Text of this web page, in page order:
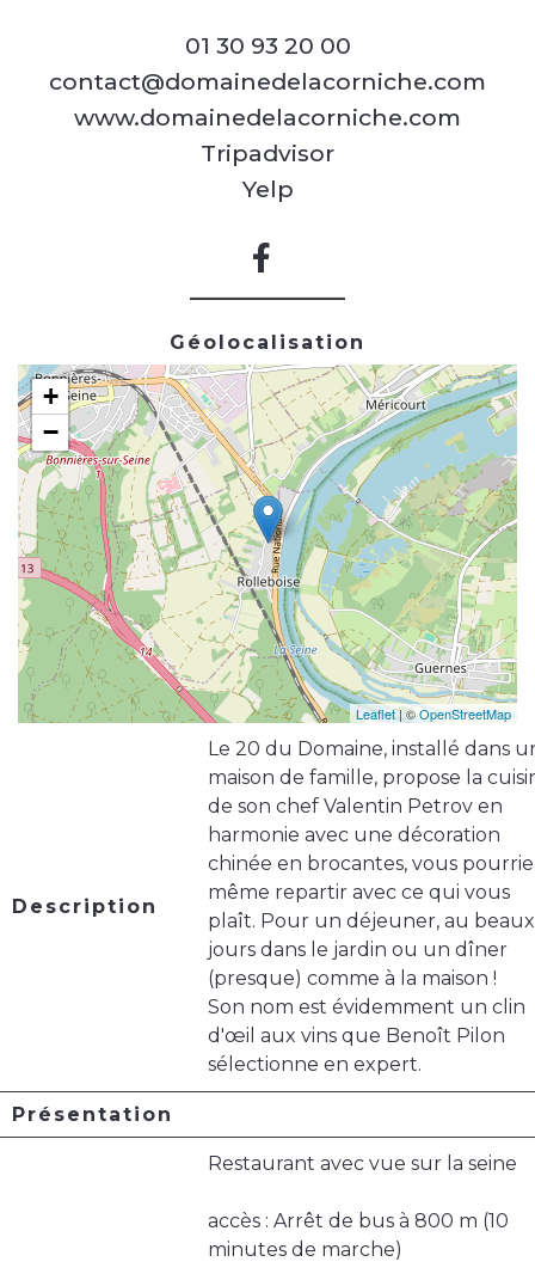
01 30 93 20 00
contact@domainedelacorniche.com
www.domainedelacorniche.com
Tripadvisor
Yelp
Géolocalisation
+
−
Leaflet| ©OpenStreetMap
Description
Le 20 du Domaine, installé dans
maison de famille, propose la
de son chef Valentin Petrov en
harmonie avec une décoration
chinée en brocantes, vous
même repartir avec ce qui vous
plaît. Pour un déjeuner, au beaux
jours dans le jardin ou un dîner
(presque) comme à la maison !
Son nom est évidemment un clin
d'œil aux vins que Benoît Pilon
sélectionne en expert.
Présentation
Restaurant avec vue sur la seine
accès : Arrêt de bus à 800 m (10
minutes de marche)